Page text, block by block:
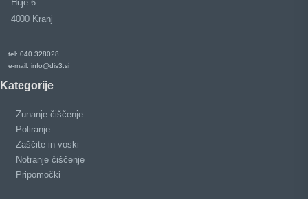
Huje 6
4000 Kranj
tel: 040 328028
e-mail: info@dis3.si
Kategorije
Zunanje čiščenje
Poliranje
Zaščite in voski
Notranje čiščenje
Pripomočki